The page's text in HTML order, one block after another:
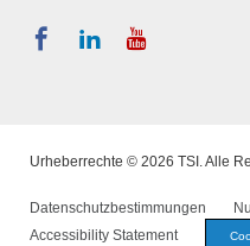
Urheberrechte © 2026 TSI. Alle
Datenschutzbestimmungen
Accessibility Statement